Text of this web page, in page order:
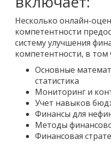
Несколько онлайн-
компетентности
систему улучшения
компетентности, в том
Основные
статистика
Мониторинг и
Учет навыков
Финансы для
Методы
Финансовая